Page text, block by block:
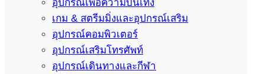
อุปกรณ์เพื่อความบันเทิง
เกม & สตรีมมิ่งและอุปกรณ์เสริม
อุปกรณ์คอมพิวเตอร์
อุปกรณ์เสริมโทรศัพท์
อุปกรณ์เดินทางและกีฬา